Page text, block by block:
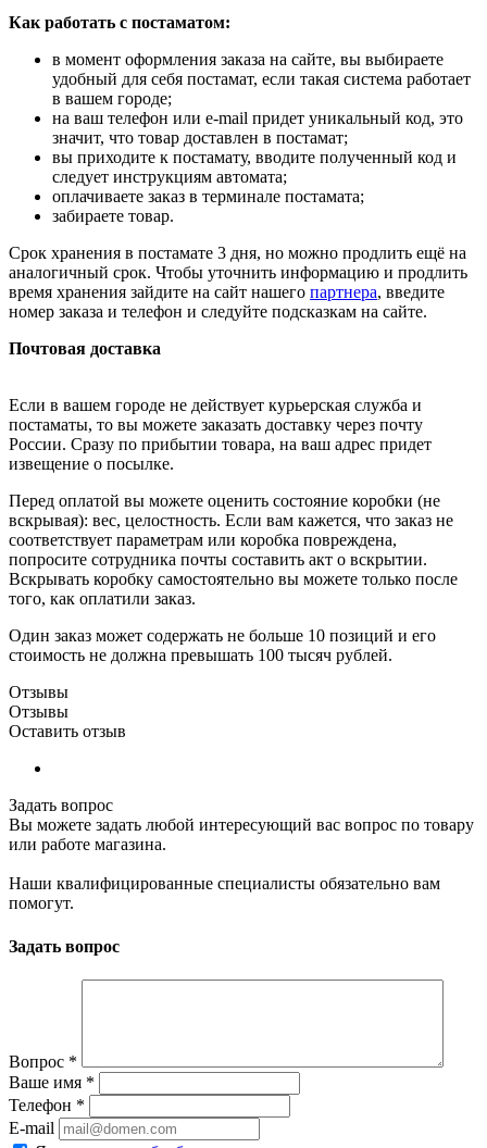
Как работать с постаматом:
в момент оформления заказа на сайте, вы выбираете
удобный для себя постамат, если такая система работает
в вашем городе;
на ваш телефон или e-mail придет уникальный код, это
значит, что товар доставлен в постамат;
вы приходите к постамату, вводите полученный код и
следует инструкциям автомата;
оплачиваете заказ в терминале постамата;
забираете товар.
Срок хранения в постамате 3 дня, но можно продлить ещё на
аналогичный срок. Чтобы уточнить информацию и продлить
время хранения зайдите на сайт нашего партнера, введите
номер заказа и телефон и следуйте подсказкам на сайте.
Почтовая доставка
Если в вашем городе не действует курьерская служба и
постаматы, то вы можете заказать доставку через почту
России. Сразу по прибытии товара, на ваш адрес придет
извещение о посылке.
Перед оплатой вы можете оценить состояние коробки (не
вскрывая): вес, целостность. Если вам кажется, что заказ не
соответствует параметрам или коробка повреждена,
попросите сотрудника почты составить акт о вскрытии.
Вскрывать коробку самостоятельно вы можете только после
того, как оплатили заказ.
Один заказ может содержать не больше 10 позиций и его
стоимость не должна превышать 100 тысяч рублей.
Отзывы
Отзывы
Оставить отзыв
Задать вопрос
Вы можете задать любой интересующий вас вопрос по товару
или работе магазина.
Наши квалифицированные специалисты обязательно вам
помогут.
Задать вопрос
Вопрос *
Ваше имя *
Телефон *
E-mail